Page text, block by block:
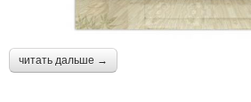
читать дальше →